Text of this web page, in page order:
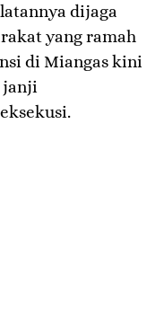
dijaga
yang ramah
di Miangas kini
janji